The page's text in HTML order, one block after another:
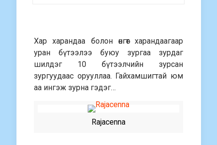
Хар харандаа болон өнгөт харандаагаар
уран бүтээлээ буюу зургаа зурдаг
шилдэг 10 бүтээлчийн зурсан
зургуудаас орууллаа. Гайхамшигтай юм
аа ингэж зурна гэдэг…
Rajacenna